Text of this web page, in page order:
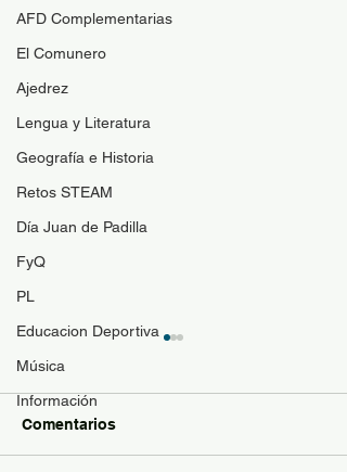
AFD Complementarias
El Comunero
Ajedrez
Lengua y Literatura
Geografía e Historia
Retos STEAM
Día Juan de Padilla
FyQ
PL
Educacion Deportiva
Música
Información
Comentarios